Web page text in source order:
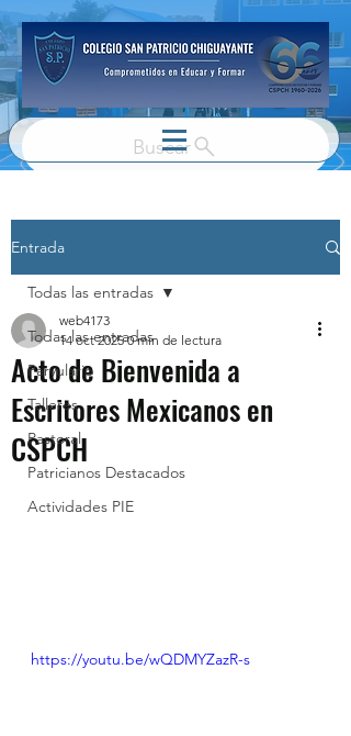
Buscar
Entrada
Todas las entradas
Parvulario
Talleres
Pastoral
Patricianos Destacados
Actividades PIE
Todas las entradas
Acto de Bienvenida a
Escritores Mexicanos en
CSPCH
web4173
14 oct 2025 0 min de lectura
https://youtu.be/wQDMYZazR-s